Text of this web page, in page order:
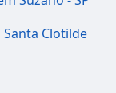
Clotilde